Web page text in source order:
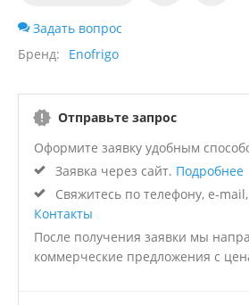
Задать вопрос
Бренд
Enofrigo
Отправьте запрос
Оформите заявку удобным
Заявка через сайт. Подробнее
Свяжитесь по телефону, e-
Контакты
После получения заявки мы
коммерческие предложения с